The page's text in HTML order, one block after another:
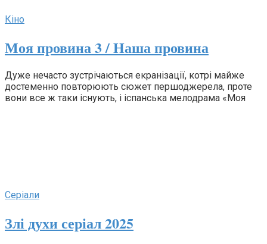
Кіно
Моя провина 3 / Наша провина
Дуже нечасто зустрічаються екранізації, котрі майже
достеменно повторюють сюжет першоджерела, проте
вони все ж таки існують, і іспанська мелодрама «Моя
Серіали
Злі духи серіал 2025